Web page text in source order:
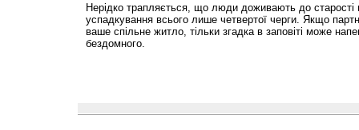
Нерідко трапляється, що люди доживають до
успадкування всього лише четвертої черги. Якщо
ваше спільне житло, тільки згадка в заповіті може
бездомного.